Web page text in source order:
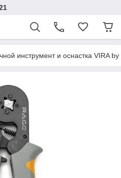
инструмент и оснастка VIRA by